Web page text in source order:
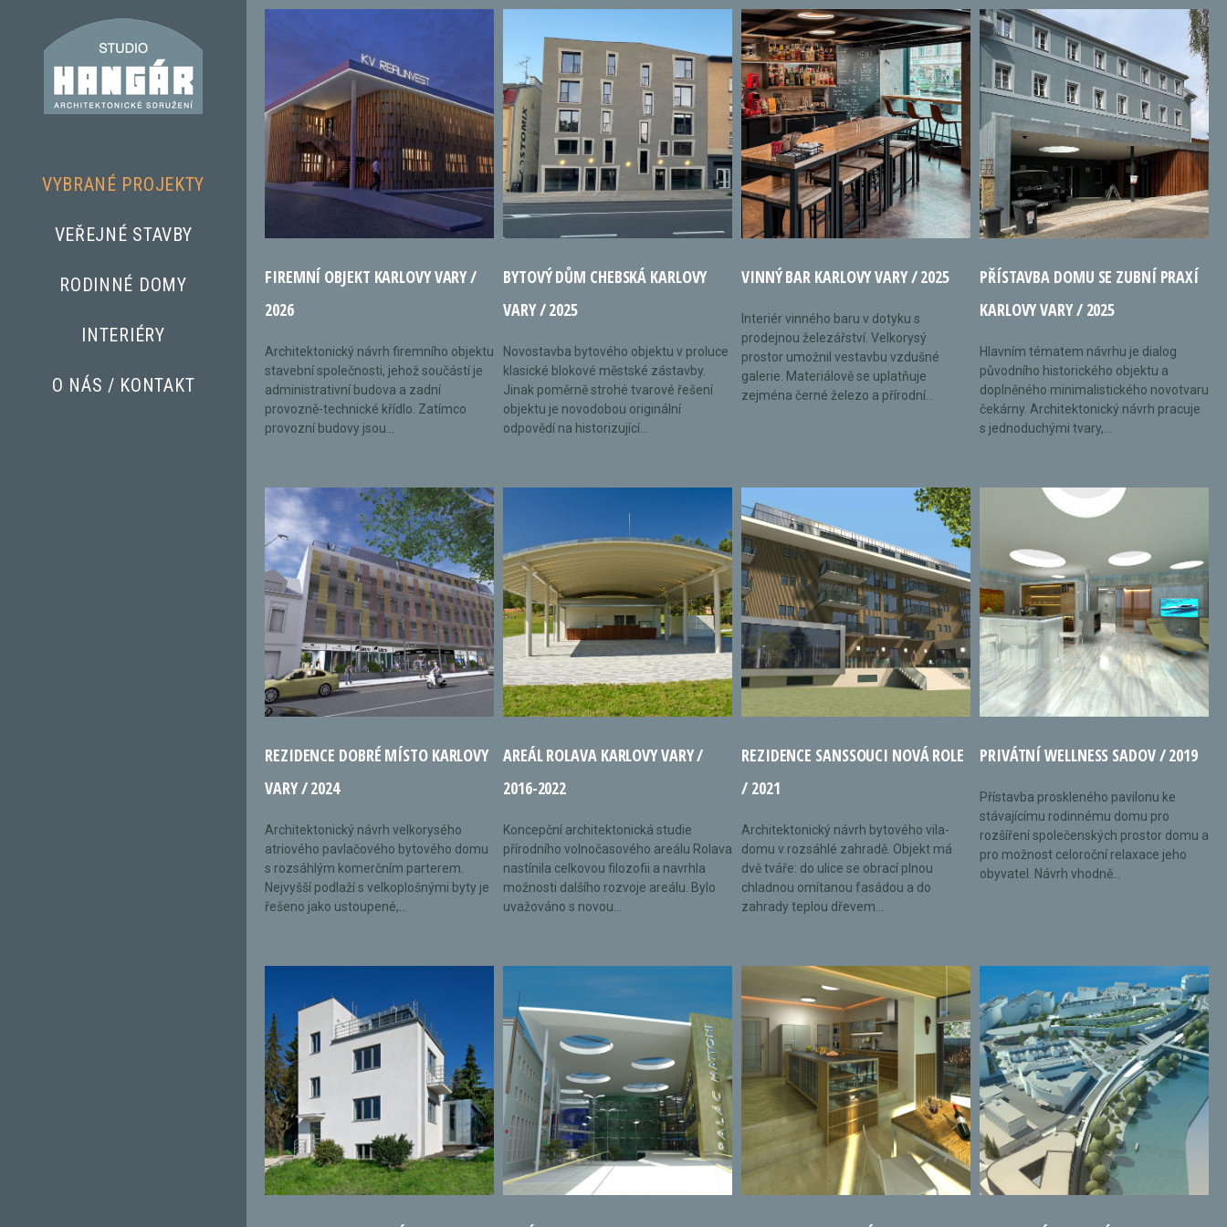
VYBRANÉ PROJEKTY
VEŘEJNÉ STAVBY
RODINNÉ DOMY
INTERIÉRY
O NÁS / KONTAKT
FIREMNÍ OBJEKT KARLOVY VARY /
2026
Architektonický návrh firemního objektu
stavební společnosti, jehož součástí je
administrativní budova a zadní
provozně-technické křídlo. Zatímco
provozní budovy jsou...
BYTOVÝ DŮM CHEBSKÁ KARLOVY
VARY / 2025
Novostavba bytového objektu v proluce
klasické blokové městské zástavby.
Jinak poměrně strohé tvarové řešení
objektu je novodobou originální
odpovědí na historizující...
VINNÝ BAR KARLOVY VARY / 2025
Interiér vinného baru v dotyku s
prodejnou železářství. Velkorysý
prostor umožnil vestavbu vzdušné
galerie. Materiálově se uplatňuje
zejména černé železo a přírodní...
PŘÍSTAVBA DOMU SE ZUBNÍ PRAXÍ
KARLOVY VARY / 2025
Hlavním tématem návrhu je dialog
původního historického objektu a
doplněného minimalistického novotvaru
čekárny. Architektonický návrh pracuje
s jednoduchými tvary,...
REZIDENCE DOBRÉ MÍSTO KARLOVY
VARY / 2024
Architektonický návrh velkorysého
atriového pavlačového bytového domu
s rozsáhlým komerčním parterem.
Nejvyšší podlaží s velkoplošnými byty je
řešeno jako ustoupené,...
AREÁL ROLAVA KARLOVY VARY /
2016-2022
Koncepční architektonická studie
přírodního volnočasového areálu Rolava
nastínila celkovou filozofii a navrhla
možnosti dalšího rozvoje areálu. Bylo
uvažováno s novou...
REZIDENCE SANSSOUCI NOVÁ ROLE
/ 2021
Architektonický návrh bytového vila-
domu v rozsáhlé zahradě. Objekt má
dvě tváře: do ulice se obrací plnou
chladnou omítanou fasádou a do
zahrady teplou dřevem...
PRIVÁTNÍ WELLNESS SADOV / 2019
Přístavba proskleného pavilonu ke
stávajícímu rodinnému domu pro
rozšíření společenských prostor domu a
pro možnost celoroční relaxace jeho
obyvatel. Návrh vhodně...